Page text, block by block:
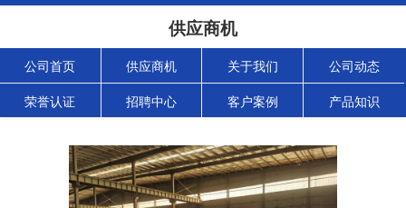
供应商机
公司首页 供应商机 关于我们 公司动态
荣誉认证 招聘中心 客户案例 产品知识